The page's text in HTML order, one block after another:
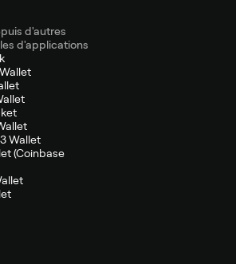
d'autres
d'applications
Wallet
(Coinbase